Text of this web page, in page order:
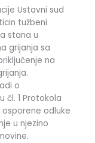
Ustavni sud
tužbeni
stana u
grijanja sa
na
o
čl. 1 Protokola
osporene odluke
u njezino